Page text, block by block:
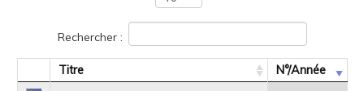
Rechercher :
Titre
N°/Année